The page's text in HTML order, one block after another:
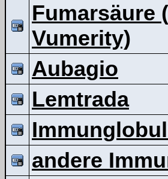
Fumarsäure
Vumerity)
Aubagio
Lemtrada
andere